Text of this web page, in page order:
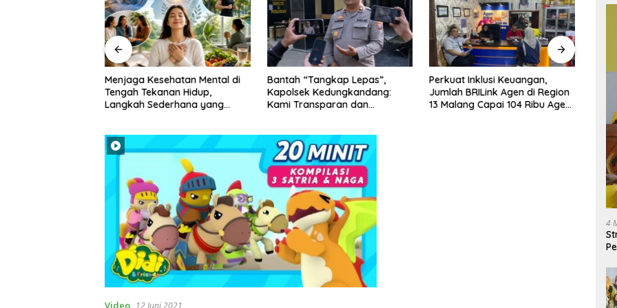
Menjaga Kesehatan Mental di
Tengah Tekanan Hidup,
Langkah Sederhana yang
Bantah “Tangkap Lepas”,
Kapolsek Kedungkandang:
Kami Transparan dan
Perkuat Inklusi Keuangan,
Jumlah BRILink Agen di Region
13 Malang Capai 104 Ribu Agen
Video 12 Juni 2021
4